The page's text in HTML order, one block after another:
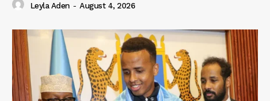
Leyla Aden - August 4, 2026